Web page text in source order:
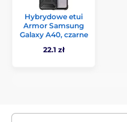
Hybrydowe etui
Armor Samsung
Galaxy A40, czarne
22.1 zł